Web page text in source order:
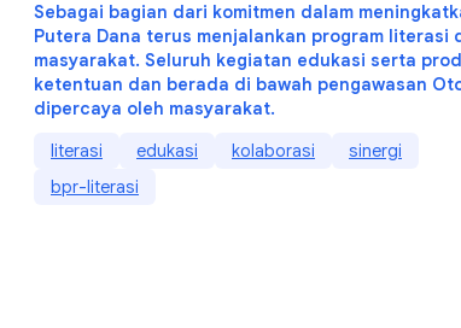
Sebagai bagian dari komitmen dalam
Putera Dana terus menjalankan program
masyarakat. Seluruh kegiatan edukasi serta
ketentuan dan berada di bawah pengawasan
dipercaya oleh masyarakat.
literasi
edukasi kolaborasi
sinergi
bpr-literasi